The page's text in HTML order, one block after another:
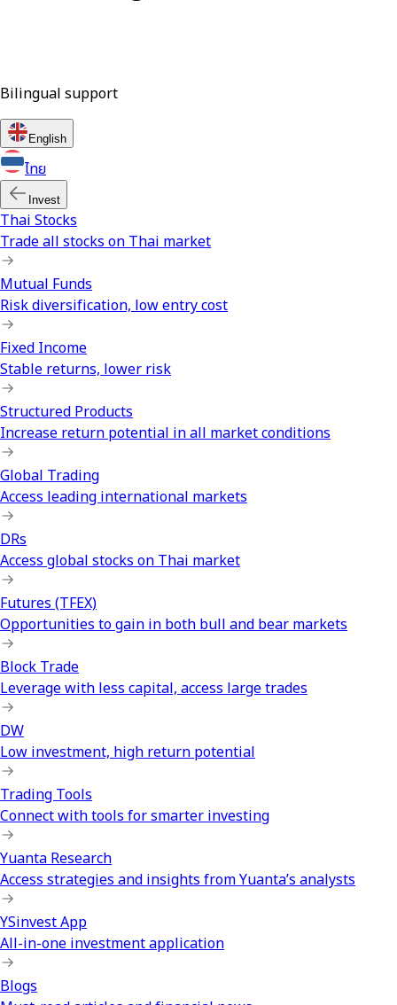
Bilingual support
English
ไทย
Invest
Thai Stocks
Trade all stocks on Thai market
Mutual Funds
Risk diversification, low entry cost
Fixed Income
Stable returns, lower risk
Structured Products
Increase return potential in all market conditions
Global Trading
Access leading international markets
DRs
Access global stocks on Thai market
Futures (TFEX)
Opportunities to gain in both bull and bear markets
Block Trade
Leverage with less capital, access large trades
DW
Low investment, high return potential
Trading Tools
Connect with tools for smarter investing
Yuanta Research
Access strategies and insights from Yuanta’s analysts
YSinvest App
All-in-one investment application
Blogs